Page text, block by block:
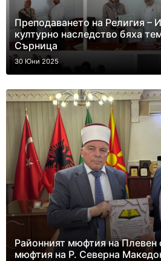
Преподаването на Религия –
културно наследство бяха
Сърница
30 Юни 2025
Районният мюфтия на Плевен
мюфтия на Р. Северна